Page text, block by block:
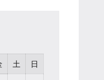
土 日